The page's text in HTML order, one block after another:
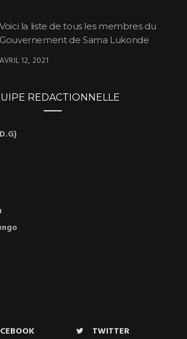
Voici la liste de tous les membres du
Gouvernement de Sama Lukonde
AVRIL 12, 2021
REDACTIONNELLE
TWITTER